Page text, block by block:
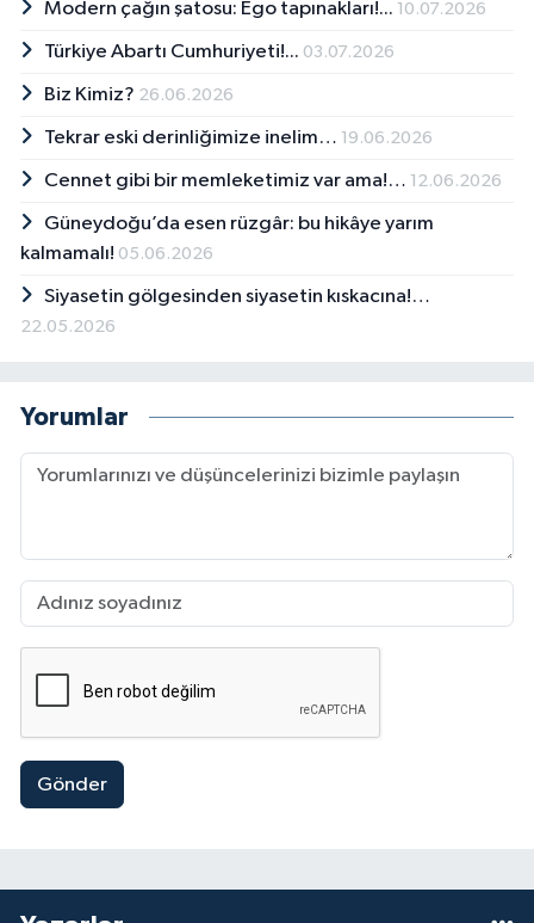
Modern çağın şatosu: Ego tapınakları!... 10.07.2026
Türkiye Abartı Cumhuriyeti!... 03.07.2026
Biz Kimiz? 26.06.2026
Tekrar eski derinliğimize inelim… 19.06.2026
Cennet gibi bir memleketimiz var ama!… 12.06.2026
Güneydoğu’da esen rüzgâr: bu hikâye yarım
kalmamalı! 05.06.2026
Siyasetin gölgesinden siyasetin kıskacına!…
22.05.2026
Yorumlar
Gönder